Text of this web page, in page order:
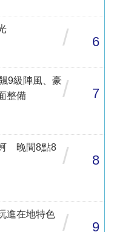
/ 6
9級陣風、豪
整備
/ 7
晚間8點8
/ 8
進在地特色
/ 9